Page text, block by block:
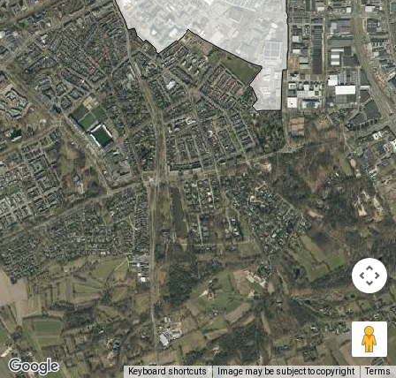
Keyboard shortcuts Image may be subject to copyright Terms